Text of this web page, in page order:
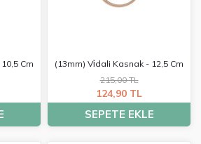
Cm
(13mm) Vi̇dali Kasnak - 12,5 Cm
215,00 TL
124,90 TL
SEPETE EKLE